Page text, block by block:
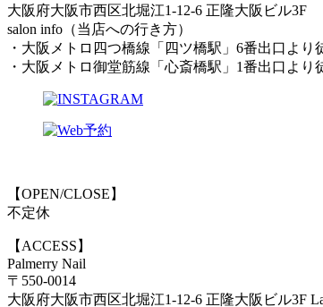
大阪府大阪市西区北堀江1-12-6 正隆大阪ビル3F
salon info（当店への行き方）
・大阪メトロ四つ橋線「四ツ橋駅」6番出口より
・大阪メトロ御堂筋線「心斎橋駅」1番出口より
【OPEN/CLOSE】
不定休
【ACCESS】
Palmerry Nail
〒550-0014
大阪府大阪市西区北堀江1-12-6 正隆大阪ビル3F